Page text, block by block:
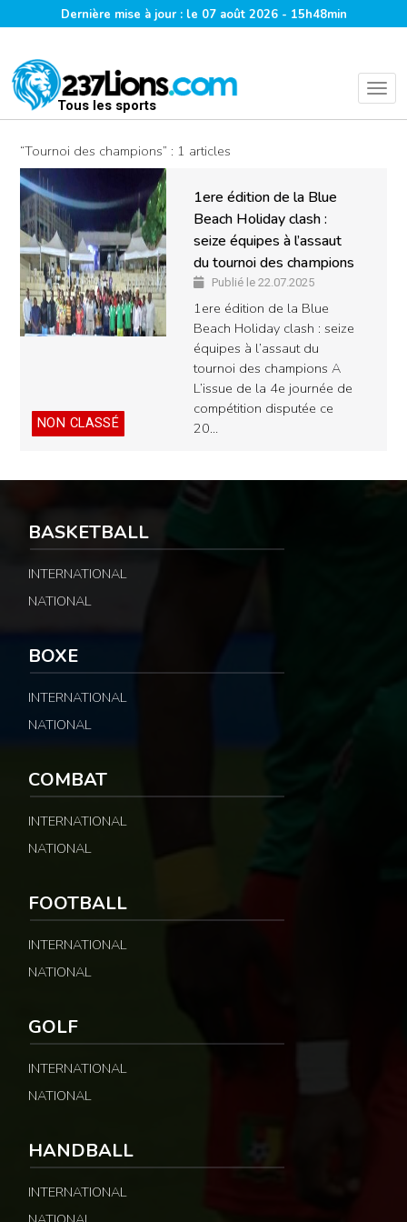
Dernière mise à jour : le 07 août 2026 - 15h48min
Tous les sports
“Tournoi des champions” : 1 articles
NON CLASSÉ
1ere édition de la Blue
Beach Holiday clash :
seize équipes à l’assaut
du tournoi des champions
Publié le 22.07.2025
1ere édition de la Blue
Beach Holiday clash : seize
équipes à l’assaut du
tournoi des champions A
L’issue de la 4e journée de
compétition disputée ce
20…
BASKETBALL
INTERNATIONAL
NATIONAL
BOXE
INTERNATIONAL
NATIONAL
COMBAT
INTERNATIONAL
NATIONAL
FOOTBALL
INTERNATIONAL
NATIONAL
GOLF
INTERNATIONAL
NATIONAL
HANDBALL
INTERNATIONAL